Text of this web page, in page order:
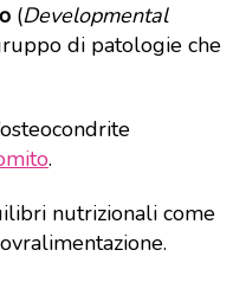
(Developmental
di patologie che
.
nutrizionali come